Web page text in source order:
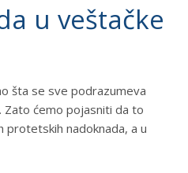
u veštačke
šta se sve podrazumeva
Zato ćemo pojasniti da to
protetskih nadoknada, a u